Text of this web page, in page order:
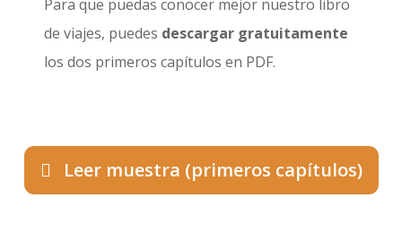
Para que puedas conocer mejor nuestro libro
de viajes, puedes descargar gratuitamente
los dos primeros capítulos en PDF.
Leer muestra (primeros capítulos)